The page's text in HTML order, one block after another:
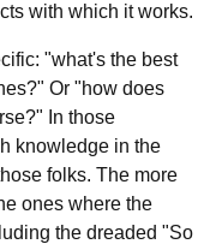
with which it works.
"what's the best
Or "how does
In those
knowledge in the
folks. The more
ones where the
the dreaded "So